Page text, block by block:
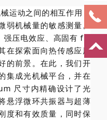
运动之间的相互作用，
机械量的敏感测量。
压电效应、高固有 f ×
在探索面向热传感应用
的前景。在此，我们开
集成光机械平台，并在
尺寸内精确设计了光
悬浮微环共振器与超薄
度和有效质量，同时保